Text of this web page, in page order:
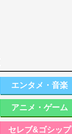
エンタメ・音楽
アニメ・ゲーム
セレブ&ゴシップ